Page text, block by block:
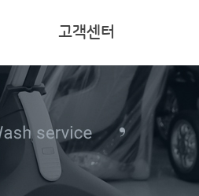
고객센터